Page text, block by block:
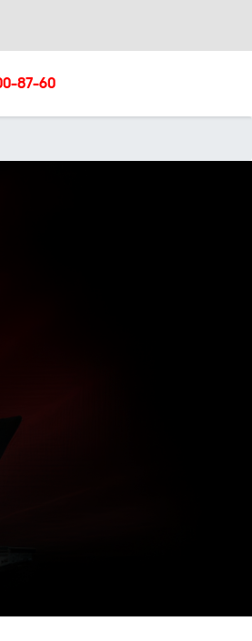
87-60